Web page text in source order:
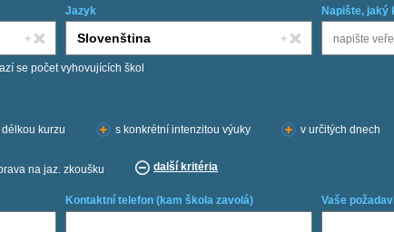
Jazyk Napište, jaký
se počet vyhovujících škol
délkou kurzu s konkrétní intenzitou výuky v určitých dnech
na jaz. zkoušku další kritéria
Kontaktní telefon (kam škola zavolá) Vaše